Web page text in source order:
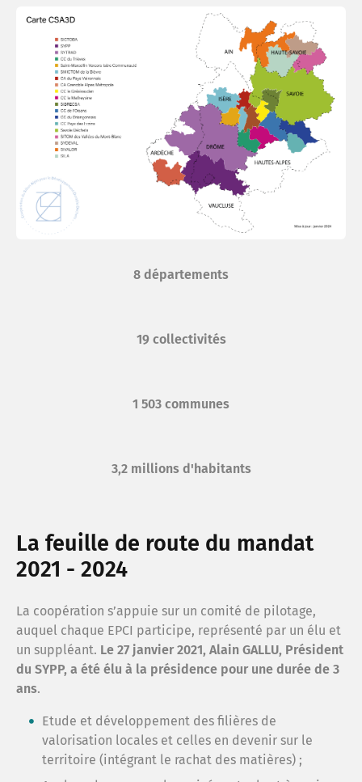
8 départements
19 collectivités
1 503 communes
3,2 millions d'habitants
La feuille de route du mandat
2021 - 2024
La coopération s’appuie sur un comité de pilotage,
auquel chaque EPCI participe, représenté par un élu et
un suppléant. Le 27 janvier 2021, Alain GALLU, Président
du SYPP, a été élu à la présidence pour une durée de 3
ans.
Etude et développement des filières de
valorisation locales et celles en devenir sur le
territoire (intégrant le rachat des matières) ;